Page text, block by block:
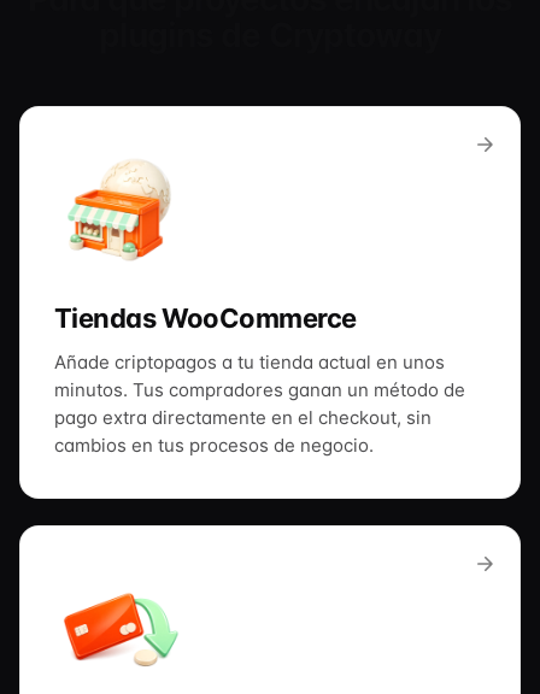
Tiendas WooCommerce
Añade criptopagos a tu tienda actual en unos
minutos. Tus compradores ganan un método de
pago extra directamente en el checkout, sin
cambios en tus procesos de negocio.